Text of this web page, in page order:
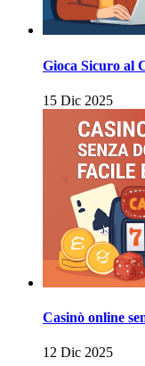
Gioca Sicuro al
15 Dic 2025
Casinò online
12 Dic 2025